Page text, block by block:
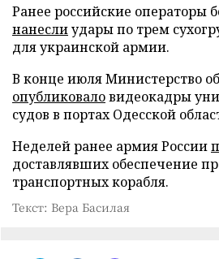
Ранее российские операторы
нанеслиудары по трем
для украинской армии.
В конце июля Министерство
опубликоваловидеокадры
судов в портах Одесской
Неделей ранее армия России
доставлявших обеспечение
транспортных корабля.
Текст: Вера Басилая